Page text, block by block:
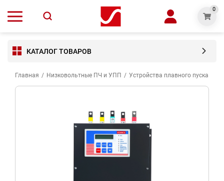
0
КАТАЛОГ ТОВАРОВ
Главная / Низковольтные ПЧ и УПП / Устройства плавного пуска